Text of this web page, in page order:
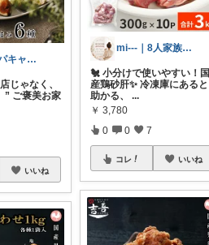
2児のパパキャンパー
じゃなく、
” ご褒美お家
いいね
mi---｜8人家族のラク暮らし
🐔 小分けで使いやすい！国
産鶏砂肝✨ 冷凍庫にあると
助かる、
...
￥ 3,780
0 0 7
コレ いいね